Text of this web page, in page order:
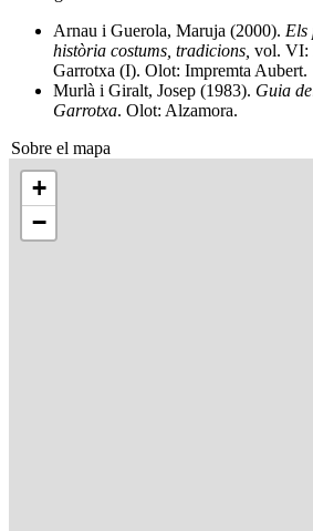
Arnau i Guerola, Maruja (2000). Els
història costums, tradicions, vol. VI:
Garrotxa (I). Olot: Impremta Aubert.
Murlà i Giralt, Josep (1983). Guia
Garrotxa. Olot: Alzamora.
Sobre el mapa
+
−